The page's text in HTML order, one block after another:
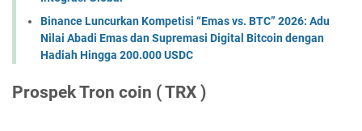
Binance Luncurkan Kompetisi “Emas vs. BTC” 2026: Adu
Nilai Abadi Emas dan Supremasi Digital Bitcoin dengan
Hadiah Hingga 200.000 USDC
Prospek Tron coin ( TRX )